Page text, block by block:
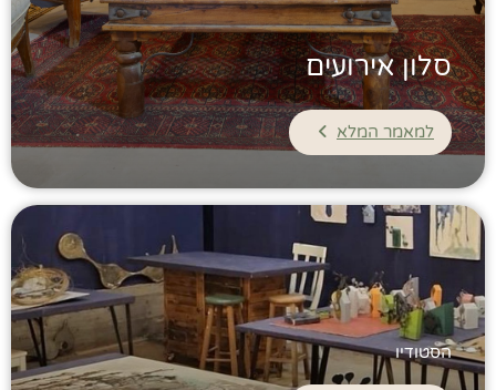
סלון אירועים
למאמר המלא
הסטודיו